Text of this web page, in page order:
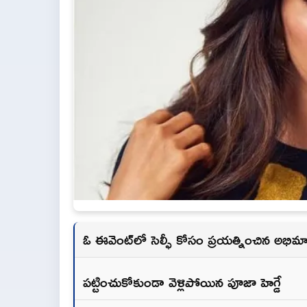
ఓ ఈవెంట్‌లో సెల్ఫీ కోసం ప్రయత్నించిన
పట్టించుకోకుండా వెళ్లిపోయిన పూజా హెగ్డే